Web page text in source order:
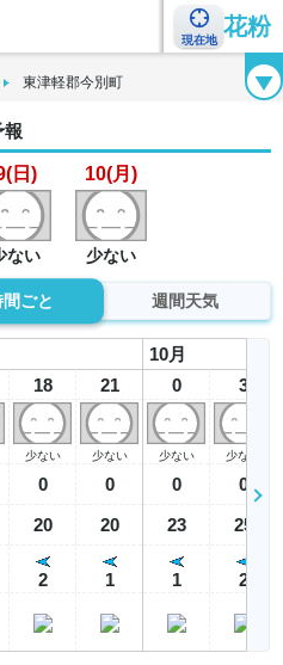
現在地
花粉
症チェックシート 花粉症ハンドブック
東津軽郡今別町
報
日)
ない
10(月)
少ない
ごと 週間天気
18
少ない
0
20
2
21
少ない
0
20
1
10月
0
少ない
0
23
1
3
少ない
0
25
2